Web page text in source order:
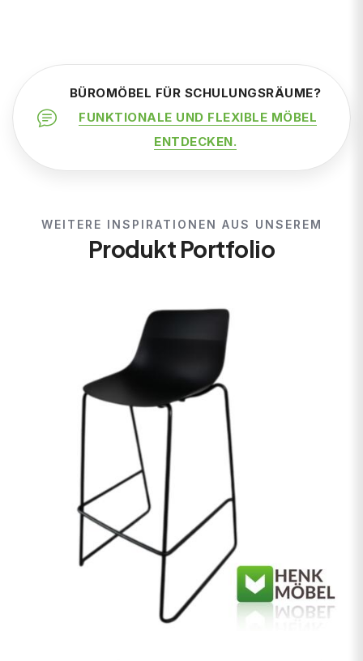
BÜROMÖBEL FÜR SCHULUNGSRÄUME?
FUNKTIONALE UND FLEXIBLE MÖBEL
ENTDECKEN.
WEITERE INSPIRATIONEN AUS UNSEREM
Produkt Portfolio